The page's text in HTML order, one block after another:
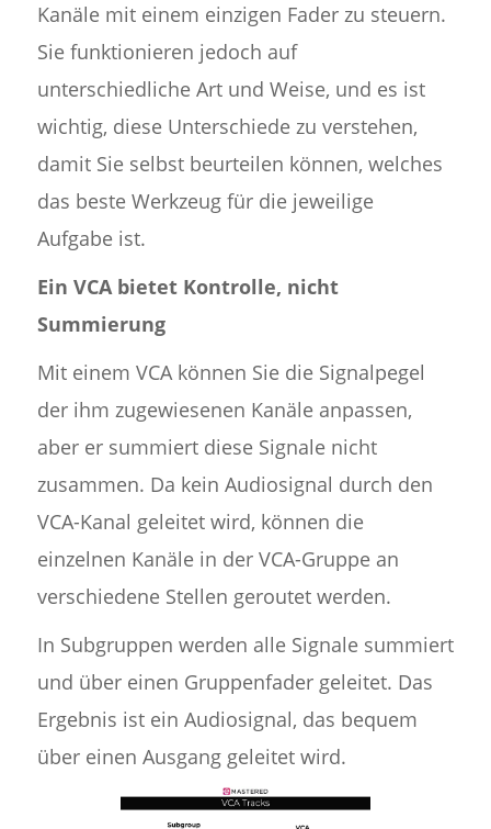
Kanäle mit einem einzigen Fader zu steuern.
Sie funktionieren jedoch auf
unterschiedliche Art und Weise, und es ist
wichtig, diese Unterschiede zu verstehen,
damit Sie selbst beurteilen können, welches
das beste Werkzeug für die jeweilige
Aufgabe ist.
Ein VCA bietet Kontrolle, nicht
Summierung
Mit einem VCA können Sie die Signalpegel
der ihm zugewiesenen Kanäle anpassen,
aber er summiert diese Signale nicht
zusammen. Da kein Audiosignal durch den
VCA-Kanal geleitet wird, können die
einzelnen Kanäle in der VCA-Gruppe an
verschiedene Stellen geroutet werden.
In Subgruppen werden alle Signale summiert
und über einen Gruppenfader geleitet. Das
Ergebnis ist ein Audiosignal, das bequem
über einen Ausgang geleitet wird.